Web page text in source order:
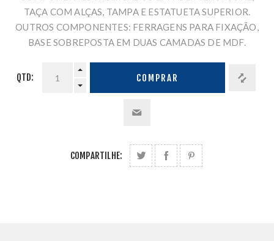
TAÇA COM ALÇAS, TAMPA E ESTATUETA SUPERIOR.
OUTROS COMPONENTES: FERRAGENS PARA FIXAÇÃO,
BASE SOBREPOSTA EM DUAS CAMADAS DE MDF.
QTD: COMPRAR
COMPARTILHE: